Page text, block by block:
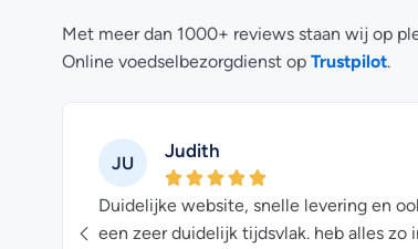
Met meer dan 1000+ reviews staan wij op
Online voedselbezorgdienst op Trustpilot
JU
Judith
Duidelijke website, snelle levering en
een zeer duidelijk tijdsvlak. heb alles zo